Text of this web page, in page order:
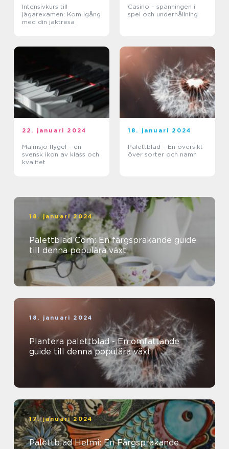
Intensivkurs till
jägarexamen: Kom igång
med din jaktresa
Casino – spänningen i
spel och underhållning
22. januari 2024
Malmsjö flygel – en
svensk ikon av klass och
kvalitet
18. januari 2024
Palettblad – En översikt
över sorter och namn
18. januari 2024
Palettblad Com: En färgsprakande guide
till denna populära växt
18. januari 2024
Plantera palettblad - En omfattande
guide till denna populära växt
17. januari 2024
Palettblad Helmi: En Färgsprakande